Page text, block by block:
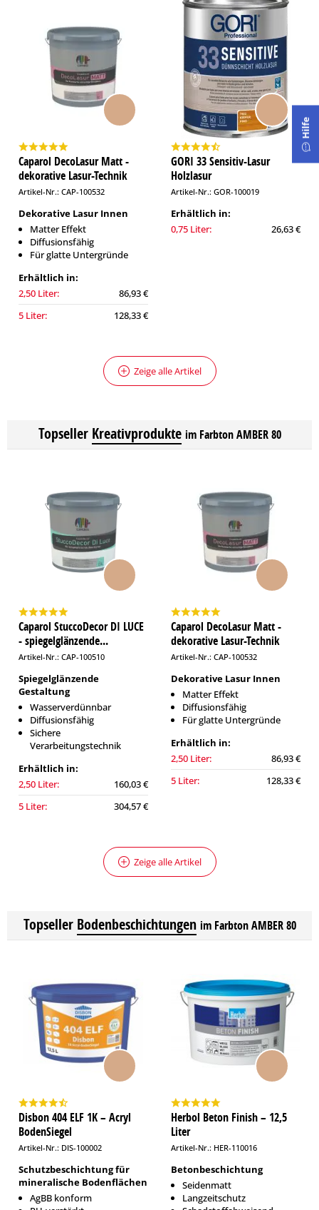
Caparol DecoLasur Matt -
dekorative Lasur-Technik
Artikel-Nr.: CAP-100532
Dekorative Lasur Innen
Matter Effekt
Diffusionsfähig
Für glatte Untergründe
Erhältlich in:
2,50 Liter:
86,93 €
5 Liter:
128,33 €
GORI 33 Sensitiv-Lasur
Holzlasur
Artikel-Nr.: GOR-100019
Erhältlich in:
0,75 Liter:
26,63 €
Zeige alle Artikel
Topseller Kreativprodukte im Farbton AMBER 80
Caparol StuccoDecor DI LUCE
- spiegelglänzende...
Artikel-Nr.: CAP-100510
Spiegelglänzende
Gestaltung
Wasserverdünnbar
Diffusionsfähig
Sichere
Verarbeitungstechnik
Erhältlich in:
2,50 Liter:
160,03 €
5 Liter:
304,57 €
Caparol DecoLasur Matt -
dekorative Lasur-Technik
Artikel-Nr.: CAP-100532
Dekorative Lasur Innen
Matter Effekt
Diffusionsfähig
Für glatte Untergründe
Erhältlich in:
2,50 Liter:
86,93 €
5 Liter:
128,33 €
Zeige alle Artikel
Topseller Bodenbeschichtungen im Farbton AMBER 80
Disbon 404 ELF 1K – Acryl
BodenSiegel
Artikel-Nr.: DIS-100002
Schutzbeschichtung für
mineralische Bodenflächen
AgBB konform
Herbol Beton Finish – 12,5
Liter
Artikel-Nr.: HER-110016
Betonbeschichtung
Seidenmatt
Langzeitschutz
Hilfe